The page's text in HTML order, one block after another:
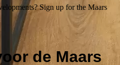
Sign up for the Maars